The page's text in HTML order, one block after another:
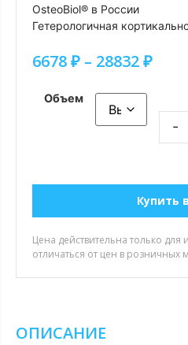
OsteoBiol® в России
Гетерологичная
6678₽ – 28832₽
Объем
-
Купить
Цена действительна только
отличаться от цен в розничных
ОПИСАНИЕ